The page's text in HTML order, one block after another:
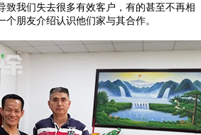
致我们失去很多有效客户，有的甚至不再相
个朋友介绍认识他们家与其合作。